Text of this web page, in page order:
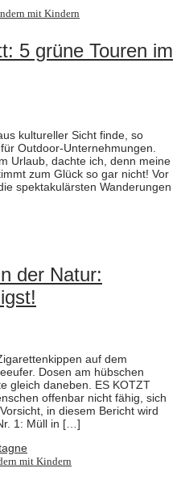
mit Kindern
5 grüne Touren im
kultureller Sicht finde, so
Outdoor-Unternehmungen.
Urlaub, dachte ich, denn meine
zum Glück so gar nicht! Vor
spektakulärsten Wanderungen
der Natur:
auf dem
Dosen am hübschen
gleich daneben. ES KOTZT
offenbar nicht fähig, sich
in diesem Bericht wird
1: Müll in […]
mit Kindern